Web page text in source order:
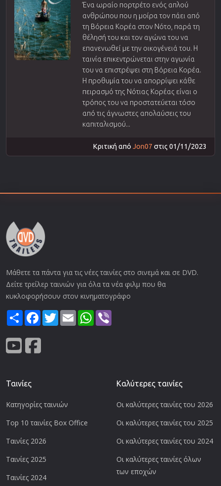
Ένα ωραίο πορτρέτο ενός απλού
ανθρώπου που η μοίρα τον πάει από
τη Βόρεια Κορέα στον Νότο, παρά τη
θέλησή του και τον αγώνα του να
επανενωθεί με την οικογένειά του. Η
ταινία επικεντρώνεται στην αγωνία
του να επιστρέψει στη Βόρεια Κορέα.
Η προθυμία του να απορρίψει κάθε
πειρασμό της Νότιας Κορέας είναι ο
τρόπος του να προστατεύεται τόσο
από τις άγνωστες απολαύσεις του
καπιταλισμού...
Κριτική από Jon07 στις 01/11/2023
Μάθετε τα πάντα για τις νέες ταινίες στο σινεμά και σε DVD.
Δείτε τρείλερ ταινιών για όλα τα νέα φιλμ που θα
κυκλοφορήσουν στον κινηματογράφο
ShareFacebook
TwitterEmail WhatsApp
Ταινίες
Κατηγορίες ταινιών
Top 10 ταινίες Box Office
Ταινίες 2026
Ταινίες 2025
Ταινίες 2024
Καλύτερες ταινίες
Οι καλύτερες ταινίες του 2026
Οι καλύτερες ταινίες του 2025
Οι καλύτερες ταινίες του 2024
Οι καλύτερες ταινίες όλων
των εποχών